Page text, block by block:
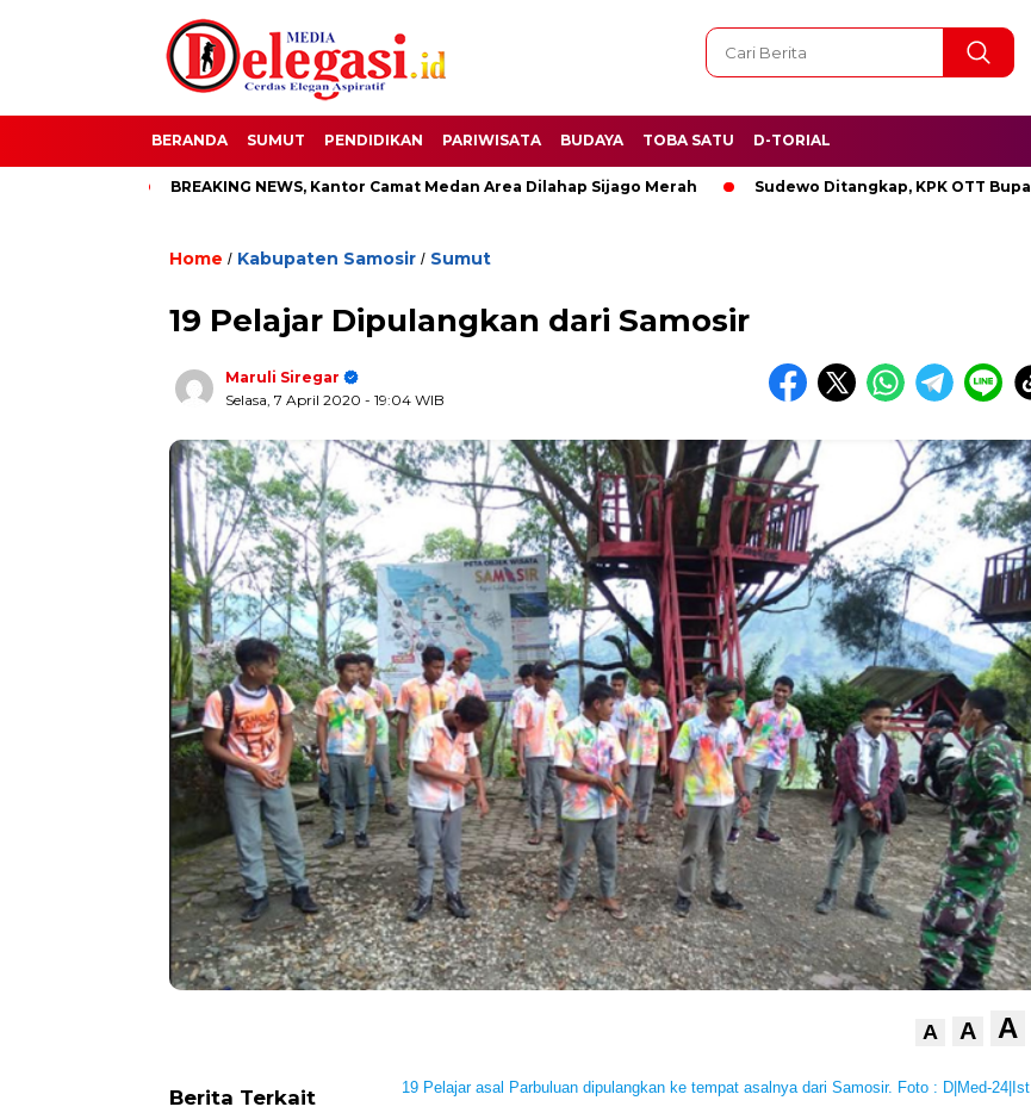
BERANDA SUMUT PENDIDIKAN PARIWISATA BUDAYA TOBA SATU D-TORIAL
BREAKING NEWS, Kantor Camat Medan Area Dilahap Sijago Merah Sudewo Ditangkap, KPK OTT Bupati Pati
Home / Kabupaten Samosir / Sumut
19 Pelajar Dipulangkan dari Samosir
Maruli Siregar
Selasa, 7 April 2020 - 19:04 WIB
A A A
19 Pelajar asal Parbuluan dipulangkan ke tempat asalnya dari Samosir. Foto : D|Med-24|Ist
Berita Terkait